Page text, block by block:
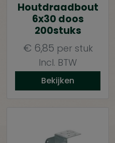
Houtdraadbout
6x30 doos
200stuks
€ 6,85 per stuk
Incl. BTW
Bekijken